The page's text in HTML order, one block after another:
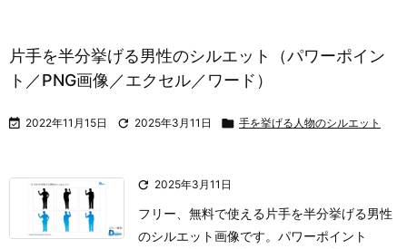
片手を半分挙げる男性のシルエット（パワーポイン
ト／PNG画像／エクセル／ワード）
 2022年11月15日  2025年3月11日  手を挙げる人物のシルエット
 2025年3月11日
フリー、無料で使える片手を半分挙げる男性
のシルエット画像です。パワーポイント